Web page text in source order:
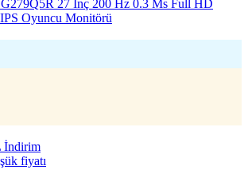
27 İnç 200 Hz 0.3 Ms Full HD
Oyuncu Monitörü
İndirim
fiyatı